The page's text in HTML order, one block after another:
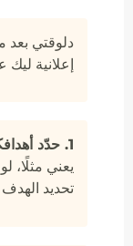
دلوقتي بعد
إعلانية
1. حدّد أهدافك
يعني مثلًا،
تحديد